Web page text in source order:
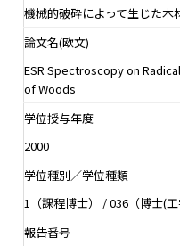
機械的破砕によって生じた木
論文名(欧文)
ESR Spectroscopy on
of Woods
学位授与年度
2000
学位種別／学位種類
1（課程博士） / 036（博士(工
報告番号